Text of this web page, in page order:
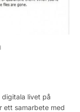
livet på
ett samarbete med